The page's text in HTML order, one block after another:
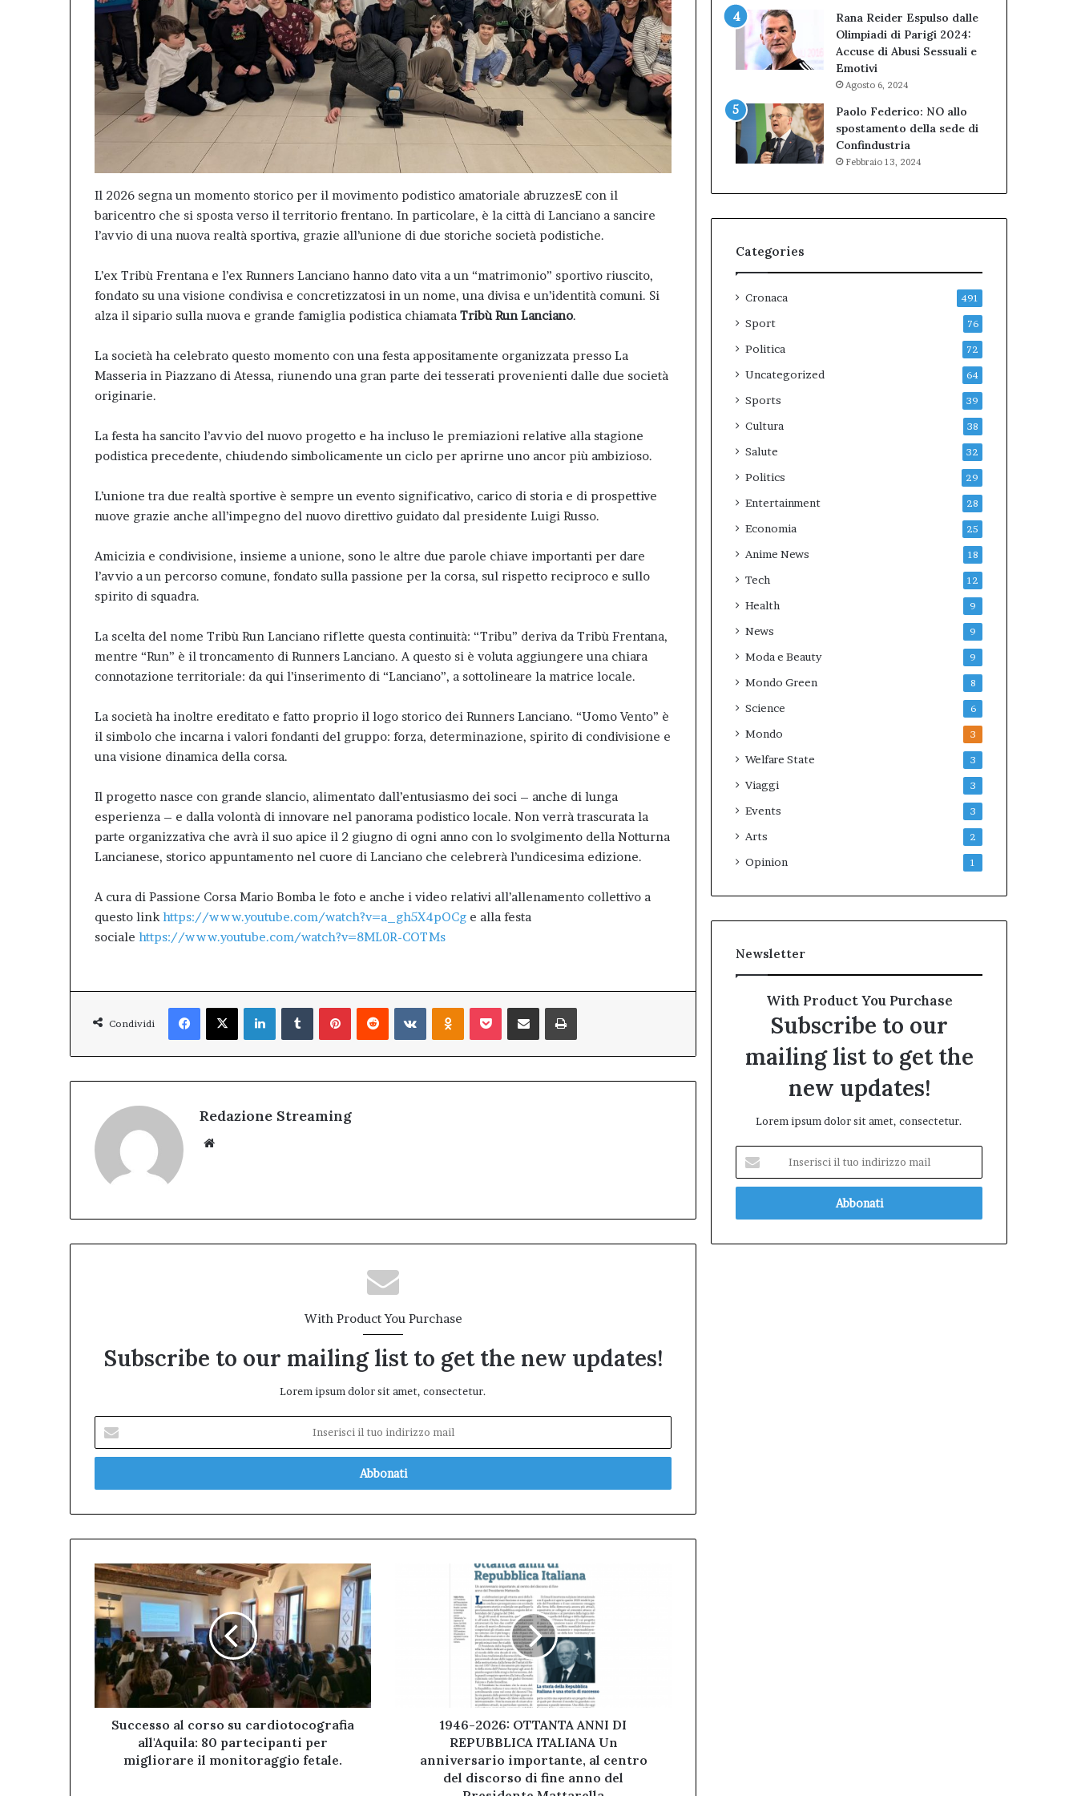
Il 2026 segna un momento storico per il movimento podistico amatoriale abruzzesE con il
baricentro che si sposta verso il territorio frentano. In particolare, è la città di Lanciano a sancire
l’avvio di una nuova realtà sportiva, grazie all’unione di due storiche società podistiche.
L’ex Tribù Frentana e l’ex Runners Lanciano hanno dato vita a un “matrimonio” sportivo riuscito,
fondato su una visione condivisa e concretizzatosi in un nome, una divisa e un’identità comuni. Si
alza il sipario sulla nuova e grande famiglia podistica chiamata Tribù Run Lanciano.
La società ha celebrato questo momento con una festa appositamente organizzata presso La
Masseria in Piazzano di Atessa, riunendo una gran parte dei tesserati provenienti dalle due società
originarie.
La festa ha sancito l’avvio del nuovo progetto e ha incluso le premiazioni relative alla stagione
podistica precedente, chiudendo simbolicamente un ciclo per aprirne uno ancor più ambizioso.
L’unione tra due realtà sportive è sempre un evento significativo, carico di storia e di prospettive
nuove grazie anche all’impegno del nuovo direttivo guidato dal presidente Luigi Russo.
Amicizia e condivisione, insieme a unione, sono le altre due parole chiave importanti per dare
l’avvio a un percorso comune, fondato sulla passione per la corsa, sul rispetto reciproco e sullo
spirito di squadra.
La scelta del nome Tribù Run Lanciano riflette questa continuità: “Tribu” deriva da Tribù Frentana,
mentre “Run” è il troncamento di Runners Lanciano. A questo si è voluta aggiungere una chiara
connotazione territoriale: da qui l’inserimento di “Lanciano”, a sottolineare la matrice locale.
La società ha inoltre ereditato e fatto proprio il logo storico dei Runners Lanciano. “Uomo Vento” è
il simbolo che incarna i valori fondanti del gruppo: forza, determinazione, spirito di condivisione e
una visione dinamica della corsa.
Il progetto nasce con grande slancio, alimentato dall’entusiasmo dei soci – anche di lunga
esperienza – e dalla volontà di innovare nel panorama podistico locale. Non verrà trascurata la
parte organizzativa che avrà il suo apice il 2 giugno di ogni anno con lo svolgimento della Notturna
Lancianese, storico appuntamento nel cuore di Lanciano che celebrerà l’undicesima edizione.
A cura di Passione Corsa Mario Bomba le foto e anche i video relativi all’allenamento collettivo a
questo link https://www.youtube.com/watch?v=a_gh5X4pOCg e alla festa
sociale https://www.youtube.com/watch?v=8ML0R-COTMs
Condividi
Facebook
X LinkedInTumblrPinterestReddit VKontakteOdnoklassniki
Pocket Condividi via mail Stampa
Redazione Streaming
With Product You Purchase
Subscribe to our mailing list to get the new updates!
Lorem ipsum dolor sit amet, consectetur.
tuo
mail
Successo
al
corso
su
cardiotocografia
all'Aquila:
80
partecipanti
per
migliorare
monitoraggio
Successo al corso su cardiotocografia
all'Aquila: 80 partecipanti per
migliorare il monitoraggio fetale.
1946-2026: OTTANTA ANNI DI
REPUBBLICA ITALIANA Un
anniversario importante, al centro
del discorso di fine anno del
Rana Reider Espulso dalle
Olimpiadi di Parigi 2024:
Accuse di Abusi Sessuali e
Emotivi
Agosto 6, 2024
Paolo Federico: NO allo
spostamento della sede di
Confindustria
Febbraio 13, 2024
Categories
Cronaca 491
Sport 76
Politica 72
Uncategorized 64
Sports 39
Cultura 38
Salute 32
Politics 29
Entertainment 28
Economia 25
Anime News 18
Tech 12
Health 9
News 9
Moda e Beauty 9
Mondo Green 8
Science 6
Mondo 3
Welfare State 3
Viaggi 3
Events 3
Arts 2
Opinion 1
Newsletter
With Product You Purchase
Subscribe to our
mailing list to get the
new updates!
Lorem ipsum dolor sit amet, consectetur.
tuo
mail